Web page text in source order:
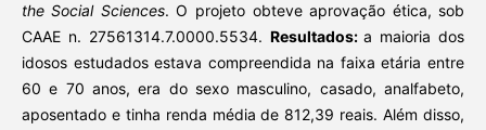
the Social Sciences. O projeto obteve aprovação ética, sob
CAAE n. 27561314.7.0000.5534. Resultados:a maioria dos
idosos estudados estava compreendida na faixa etária entre
60 e 70 anos, era do sexo masculino, casado, analfabeto,
aposentado e tinha renda média de 812,39 reais. Além disso,